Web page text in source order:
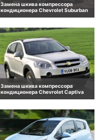
Замена шкива компрессора
кондиционера Chevrolet Suburban
Замена шкива компрессора
кондиционера Chevrolet Captiva